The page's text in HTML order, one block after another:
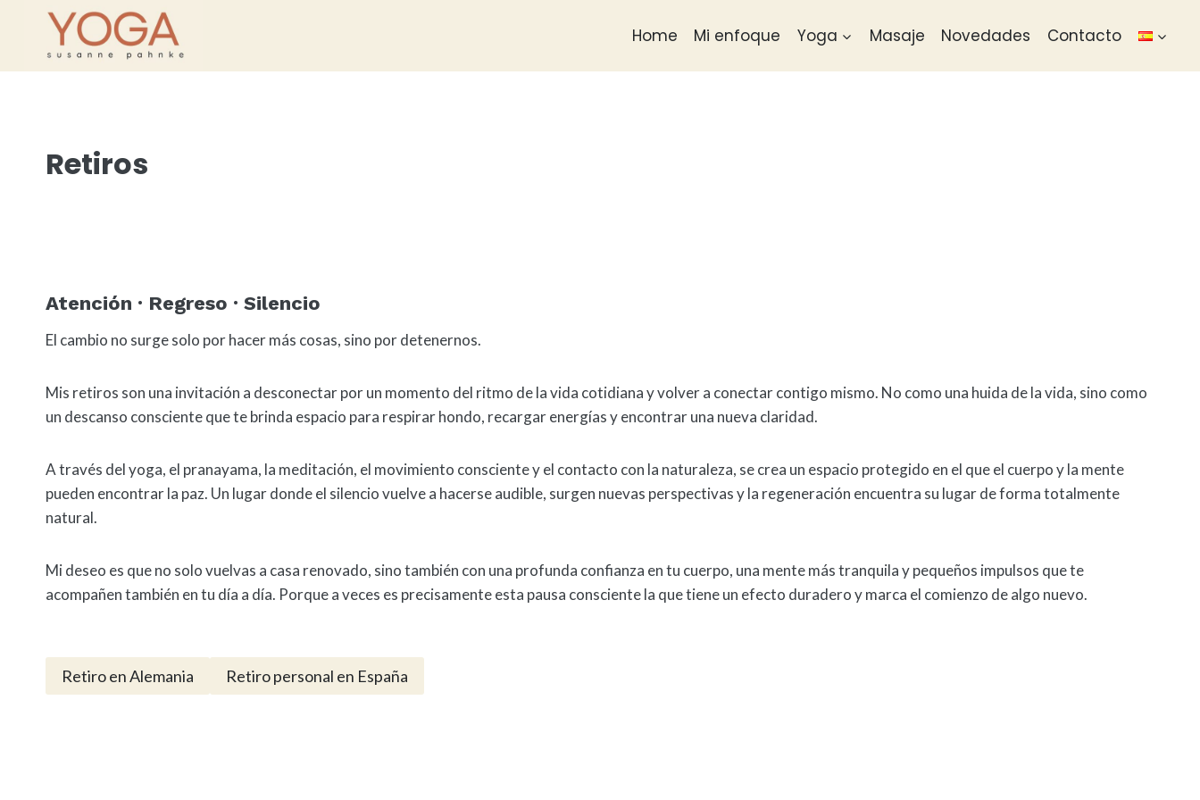
contenido
Home Mi enfoque Yoga Masaje Novedades Contacto
Retiros
Atención · Regreso · Silencio
El cambio no surge solo por hacer más cosas, sino por detenernos.
Mis retiros son una invitación a desconectar por un momento del ritmo de la vida cotidiana y volver a conectar contigo mismo. No como una huida de la vida, sino como
un descanso consciente que te brinda espacio para respirar hondo, recargar energías y encontrar una nueva claridad.
A través del yoga, el pranayama, la meditación, el movimiento consciente y el contacto con la naturaleza, se crea un espacio protegido en el que el cuerpo y la mente
pueden encontrar la paz. Un lugar donde el silencio vuelve a hacerse audible, surgen nuevas perspectivas y la regeneración encuentra su lugar de forma totalmente
natural.
Mi deseo es que no solo vuelvas a casa renovado, sino también con una profunda confianza en tu cuerpo, una mente más tranquila y pequeños impulsos que te
acompañen también en tu día a día. Porque a veces es precisamente esta pausa consciente la que tiene un efecto duradero y marca el comienzo de algo nuevo.
Retiro en Alemania Retiro personal en España